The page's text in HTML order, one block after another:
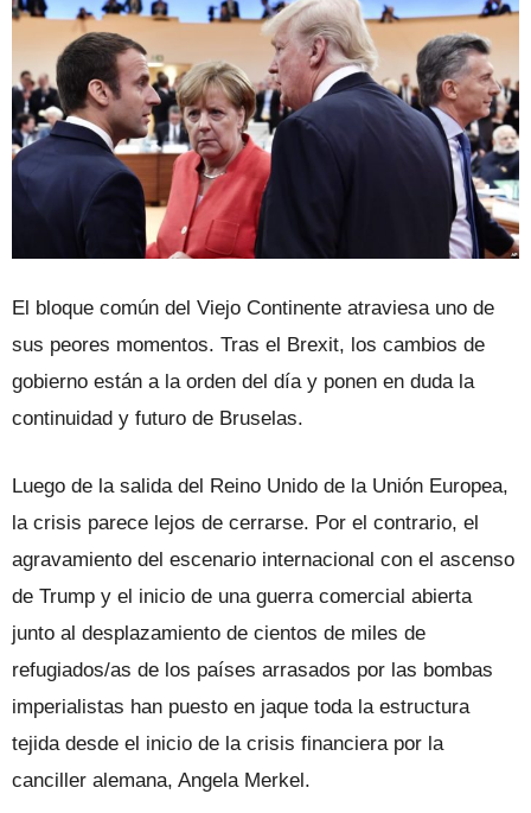
El bloque común del Viejo Continente atraviesa uno de
sus peores momentos. Tras el Brexit, los cambios de
gobierno están a la orden del día y ponen en duda la
continuidad y futuro de Bruselas.
Luego de la salida del Reino Unido de la Unión Europea,
la crisis parece lejos de cerrarse. Por el contrario, el
agravamiento del escenario internacional con el ascenso
de Trump y el inicio de una guerra comercial abierta
junto al desplazamiento de cientos de miles de
refugiados/as de los países arrasados por las bombas
imperialistas han puesto en jaque toda la estructura
tejida desde el inicio de la crisis financiera por la
canciller alemana, Angela Merkel.